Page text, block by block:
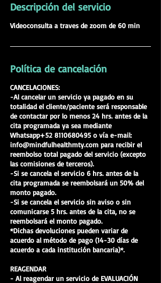
Descripción del servicio
Videoconsulta a traves de zoom de 60 min
Política de cancelación
CANCELACIONES:
-Al cancelar un servicio ya pagado en su
totalidad el cliente/paciente será responsable
de contactar por lo menos 24 hrs. antes de la
cita programada ya sea mediante
Whatsapp+52 8110680495 o vía e-mail:
info@mindfulhealthmty.com para recibir el
reembolso total pagado del servicio (excepto
las comisiones de terceros).
-Si se cancela el servicio 6 hrs. antes de la
cita programada se reembolsará un 50% del
monto pagado.
-Si se cancela el servicio sin aviso o sin
comunicarse 5 hrs. antes de la cita, no se
reembolsará el monto pagado.
*Dichas devoluciones pueden variar de
acuerdo al método de pago (14-30 días de
acuerdo a cada institución bancaria)*.
REAGENDAR
- Al reagendar un servicio de EVALUACIÓN